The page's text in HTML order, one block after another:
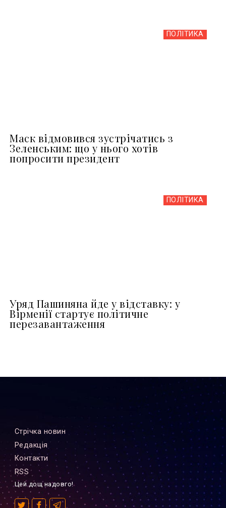
ПОЛІТИКА
Маск відмовився зустрічатись з
Зеленським: що у нього хотів
попросити президент
ПОЛІТИКА
Уряд Пашиняна йде у відставку: у
Вірменії стартує політичне
перезавантаження
Стрiчка новин
Редакцiя
Контакти
RSS
Цей дощ надовго!